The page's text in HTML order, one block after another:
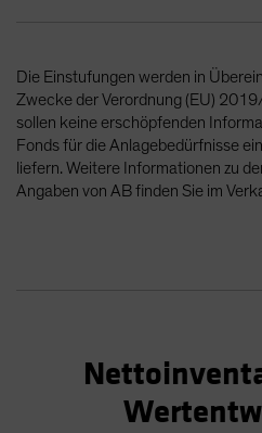
Die Einstufungen werden in
Zwecke der Verordnung (EU)
sollen keine erschöpfenden
Fonds für die Anlagebedürfnisse
liefern. Weitere Informationen zu
Angaben von AB finden Sie im